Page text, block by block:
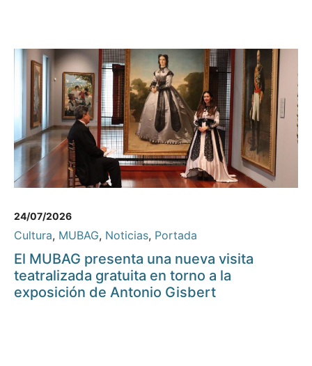
24/07/2026
Cultura, MUBAG, Noticias, Portada
El MUBAG presenta una nueva visita
teatralizada gratuita en torno a la
exposición de Antonio Gisbert